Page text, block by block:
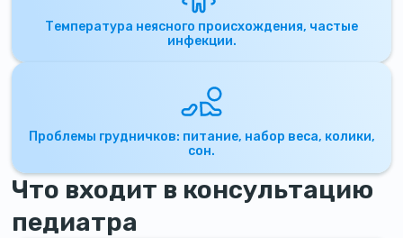
Температура неясного происхождения, частые
инфекции.
Проблемы грудничков: питание, набор веса, колики,
сон.
Что входит в консультацию
педиатра